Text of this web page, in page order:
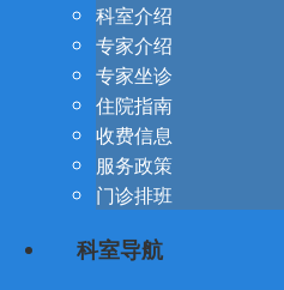
科室介绍
专家介绍
专家坐诊
住院指南
收费信息
服务政策
门诊排班
科室导航